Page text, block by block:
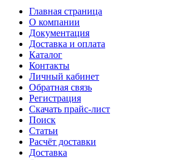
Главная страница
О компании
Документация
Доставка и оплата
Каталог
Контакты
Личный кабинет
Обратная связь
Регистрация
Скачать прайс-лист
Поиск
Статьи
Расчёт доставки
Доставка